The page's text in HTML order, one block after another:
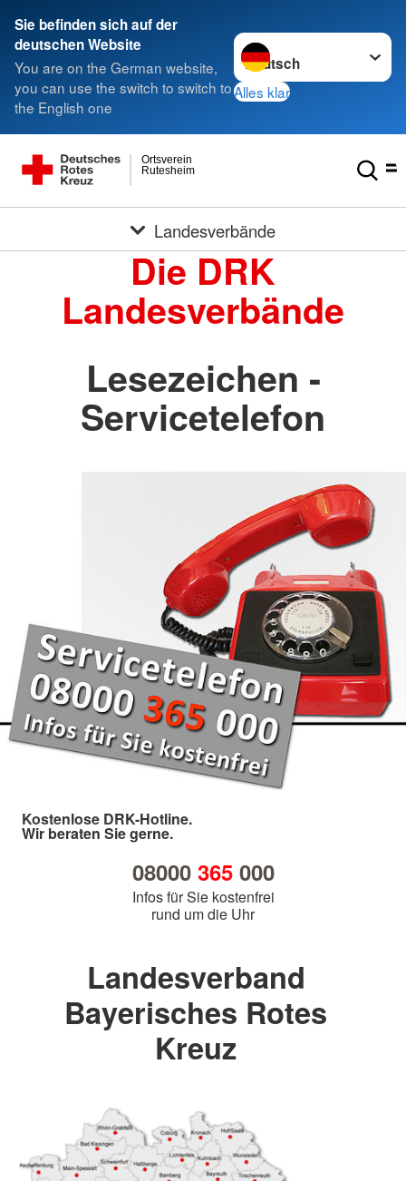
Sie befinden sich auf der
deutschen Website
You are on the German website,
you can use the switch to switch to
the English one
Sprache wechseln zu
Alles klar
Rutesheim
Ortsverein
Landesverbände
Die DRK
Landesverbände
Lesezeichen -
Servicetelefon
Kostenlose DRK-Hotline.
Wir beraten Sie gerne.
08000 365000
Infos für Sie kostenfrei
rund um die Uhr
Landesverband
Bayerisches Rotes
Kreuz